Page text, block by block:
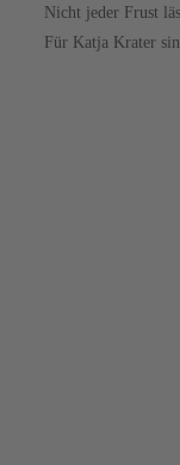
Nicht jeder Frust
Für Katja Krater